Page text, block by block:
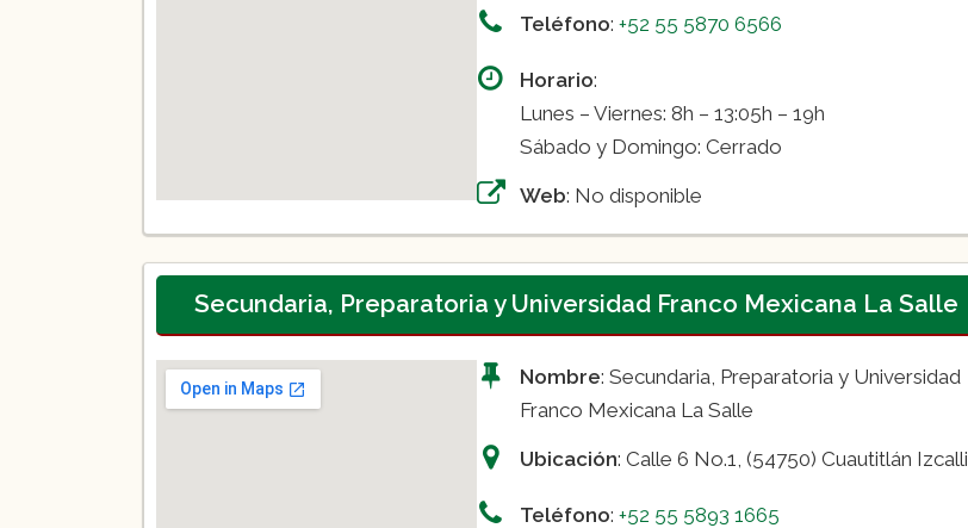
Teléfono: +52 55 5870 6566
Horario:
Lunes – Viernes: 8h – 13:05h – 19h
Sábado y Domingo: Cerrado
Web: No disponible
Secundaria, Preparatoria y Universidad Franco Mexicana La Salle
Nombre: Secundaria, Preparatoria y Universidad
Franco Mexicana La Salle
Ubicación: Calle 6 No.1, (54750) Cuautitlán Izcalli
Teléfono: +52 55 5893 1665